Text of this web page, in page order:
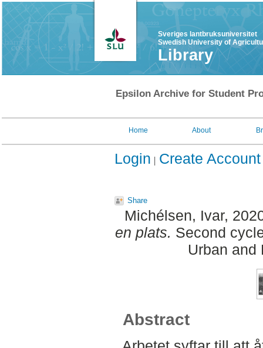
Sveriges lantbruksuniversitet
Swedish University of
Library
Epsilon Archive for Student
Home About
Login Create Account
Share
Michélsen, Ivar,
en plats. Second
Urban and
Abstract